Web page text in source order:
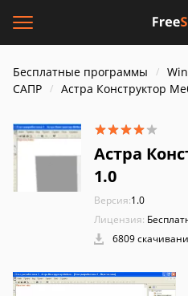
Бесплатные программы
САПР
Астра Конструктор
Астра
1.0
Версия:1.0
Лицензия:
6809